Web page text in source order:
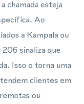
chamada esteja
Ao
a Kampala ou
sinaliza que
Isso o torna uma
clientes em
ou